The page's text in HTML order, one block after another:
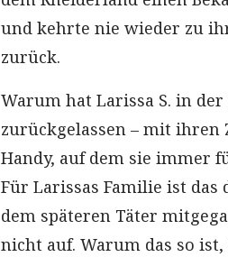
und kehrte nie wieder zu
zurück.
Warum hat Larissa S. in
zurückgelassen – mit
Handy, auf dem sie immer
Für Larissas Familie ist
dem späteren Täter
nicht auf. Warum das so